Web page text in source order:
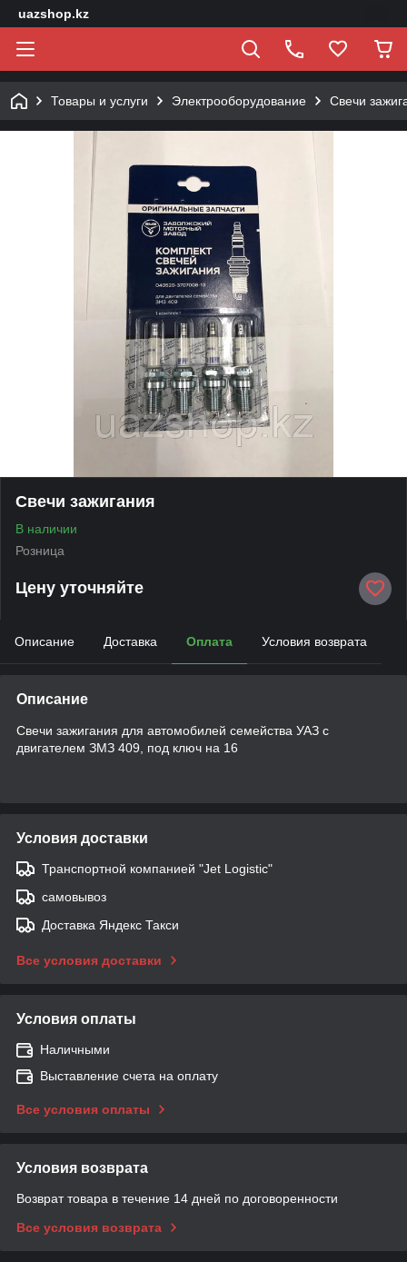
uazshop.kz
Товары и услуги Электрооборудование Свечи
Свечи зажигания
В наличии
Розница
Цену уточняйте
Описание Доставка Оплата Условия возврата
Описание
Свечи зажигания для автомобилей семейства УАЗ с
двигателем ЗМЗ 409, под ключ на 16
Условия доставки
Транспортной компанией "Jet Logistic"
самовывоз
Доставка Яндекс Такси
Все условия доставки
Условия оплаты
Наличными
Выставление счета на оплату
Все условия оплаты
Условия возврата
Возврат товара в течение 14 дней по договоренности
Все условия возврата